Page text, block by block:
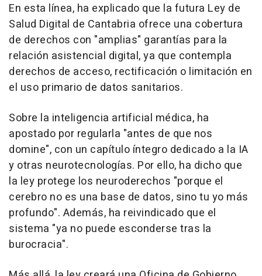
En esta línea, ha explicado que la futura Ley de
Salud Digital de Cantabria ofrece una cobertura
de derechos con "amplias" garantías para la
relación asistencial digital, ya que contempla
derechos de acceso, rectificación o limitación en
el uso primario de datos sanitarios.
Sobre la inteligencia artificial médica, ha
apostado por regularla "antes de que nos
domine", con un capítulo íntegro dedicado a la IA
y otras neurotecnologías. Por ello, ha dicho que
la ley protege los neuroderechos "porque el
cerebro no es una base de datos, sino tu yo más
profundo". Además, ha reivindicado que el
sistema "ya no puede esconderse tras la
burocracia".